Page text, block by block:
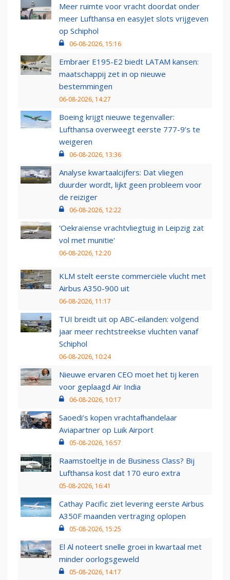
Meer ruimte voor vracht doordat onder
meer Lufthansa en easyJet slots vrijgeven
op Schiphol
06-08-2026, 15:16
Embraer E195-E2 biedt LATAM kansen:
maatschappij zet in op nieuwe
bestemmingen
06-08-2026, 14:27
Boeing krijgt nieuwe tegenvaller:
Lufthansa overweegt eerste 777-9’s te
weigeren
06-08-2026, 13:36
Analyse kwartaalcijfers: Dat vliegen
duurder wordt, lijkt geen probleem voor
de reiziger
06-08-2026, 12:22
'Oekraïense vrachtvliegtuig in Leipzig zat
vol met munitie'
06-08-2026, 12:20
KLM stelt eerste commerciële vlucht met
Airbus A350-900 uit
06-08-2026, 11:17
TUI breidt uit op ABC-eilanden: volgend
jaar meer rechtstreekse vluchten vanaf
Schiphol
06-08-2026, 10:24
Nieuwe ervaren CEO moet het tij keren
voor geplaagd Air India
06-08-2026, 10:17
Saoedi’s kopen vrachtafhandelaar
Aviapartner op Luik Airport
05-08-2026, 16:57
Raamstoeltje in de Business Class? Bij
Lufthansa kost dat 170 euro extra
05-08-2026, 16:41
Cathay Pacific ziet levering eerste Airbus
A350F maanden vertraging oplopen
05-08-2026, 15:25
El Al noteert snelle groei in kwartaal met
minder oorlogsgeweld
05-08-2026, 14:17